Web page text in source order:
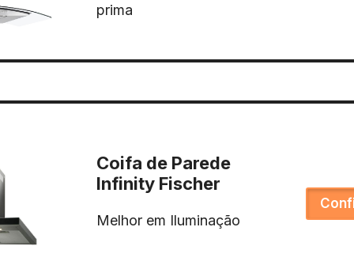
prima
Coifa de Parede
Infinity Fischer
Melhor em Iluminação